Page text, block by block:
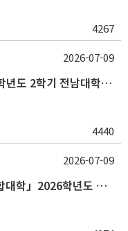
4267
「그린바이오 혁신융합대학」2026학년도 2학기 전남대학교 교류 수학 안내
4440
2026-07-09
**기한변경** 「그린바이오 혁신융합대학」2026학년도 하계 충남대학교 교류 수학 안내
2026-07-09